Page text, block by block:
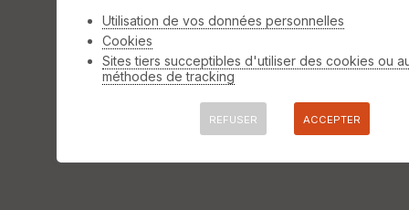
Utilisation de vos données personnelles
Cookies
Sites tiers succeptibles d'utiliser des cookies ou
méthodes de tracking
REFUSER ACCEPTER